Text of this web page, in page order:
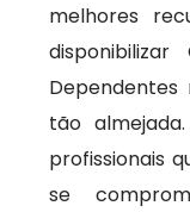
melhores
Dependentes
tão
profissionais
se